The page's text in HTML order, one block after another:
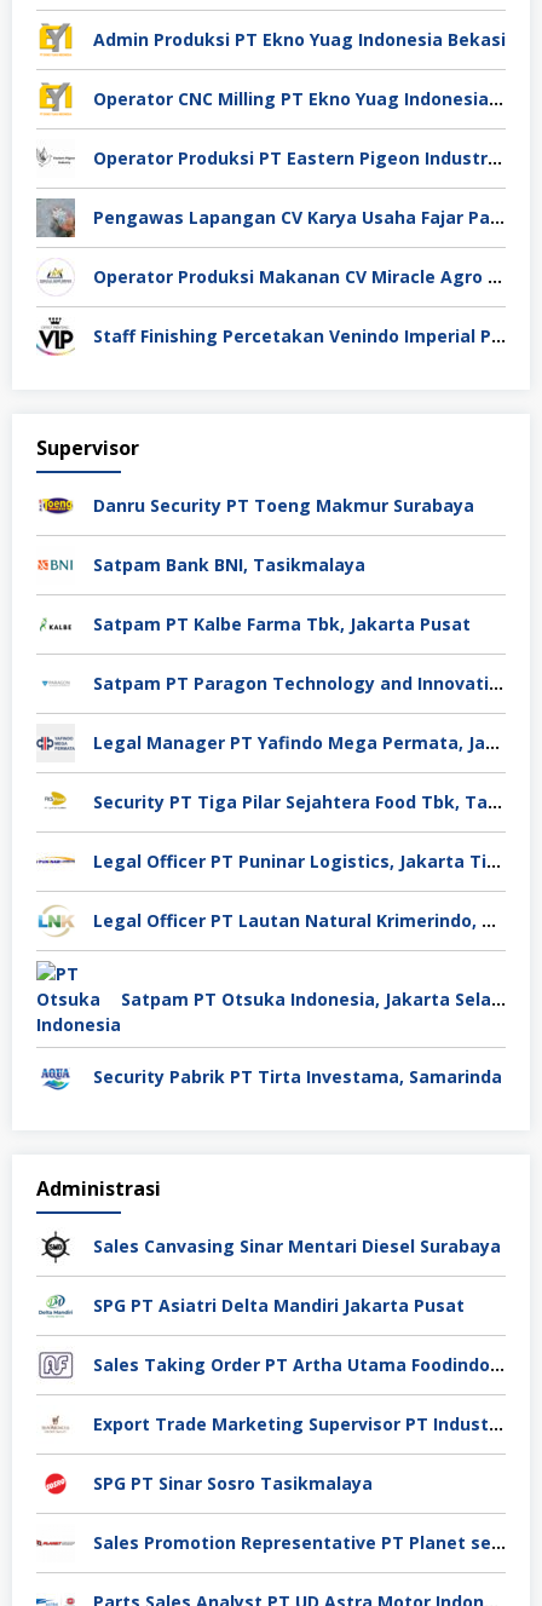
Admin Produksi PT Ekno Yuag Indonesia Bekasi
Operator CNC Milling PT Ekno Yuag Indonesia Bekasi
Operator Produksi PT Eastern Pigeon Industry Deli Serdang
Pengawas Lapangan CV Karya Usaha Fajar Pasuruan
Operator Produksi Makanan CV Miracle Agro Spices Sidoarjo
Staff Finishing Percetakan Venindo Imperial Perkasa Bandung Kota
Supervisor
Danru Security PT Toeng Makmur Surabaya
Satpam Bank BNI, Tasikmalaya
Satpam PT Kalbe Farma Tbk, Jakarta Pusat
Satpam PT Paragon Technology and Innovation Jakarta
Legal Manager PT Yafindo Mega Permata, Jakarta Barat
Security PT Tiga Pilar Sejahtera Food Tbk, Tangerang
Legal Officer PT Puninar Logistics, Jakarta Timur
Legal Officer PT Lautan Natural Krimerindo, Mojokerto
Satpam PT Otsuka Indonesia, Jakarta Selatan
Security Pabrik PT Tirta Investama, Samarinda
Administrasi
Sales Canvasing Sinar Mentari Diesel Surabaya
SPG PT Asiatri Delta Mandiri Jakarta Pusat
Sales Taking Order PT Artha Utama Foodindo Tangerang
Export Trade Marketing Supervisor PT Industri Jamu Dan Farmasi Sido Muncul Tbk, Jakarta
SPG PT Sinar Sosro Tasikmalaya
Sales Promotion Representative PT Planet selancar Mandiri, Pontianak